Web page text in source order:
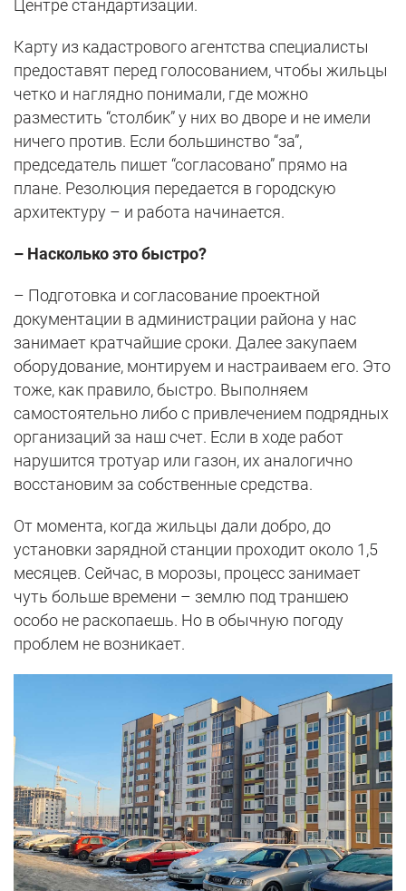
Центре стандартизации.
Карту из кадастрового агентства специалисты
предоставят перед голосованием, чтобы жильцы
четко и наглядно понимали, где можно
разместить “столбик” у них во дворе и не имели
ничего против. Если большинство “за”,
председатель пишет “согласовано” прямо на
плане. Резолюция передается в городскую
архитектуру – и работа начинается.
– Насколько это быстро?
– Подготовка и согласование проектной
документации в администрации района у нас
занимает кратчайшие сроки. Далее закупаем
оборудование, монтируем и настраиваем его. Это
тоже, как правило, быстро. Выполняем
самостоятельно либо с привлечением подрядных
организаций за наш счет. Если в ходе работ
нарушится тротуар или газон, их аналогично
восстановим за собственные средства.
От момента, когда жильцы дали добро, до
установки зарядной станции проходит около 1,5
месяцев. Сейчас, в морозы, процесс занимает
чуть больше времени – землю под траншею
особо не раскопаешь. Но в обычную погоду
проблем не возникает.